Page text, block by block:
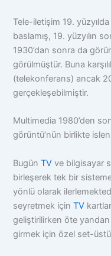
Tele-iletişim 19.
baslamış, 19. yüzyılın
1930’dan sonra da
görülmüştür. Buna
(telekonferans) ancak
gerçekleşebilmiştir.
Multimedia 1980’den
görüntü’nün birlikte
BugünTV ve bilgisayar
birleşerek tek bir
yönlü olarak
seyretmek içinTV
geliştirilirken öte
girmek için özel set-